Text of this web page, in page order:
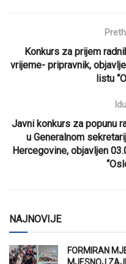
Konkurs za prijem
vrijeme- pripravnik,
listu
Javni konkurs za popunu
u Generalnom
Hercegovine, objavljen
NAJNOVIJE
FORMIRAN